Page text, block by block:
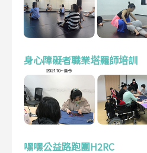
身心障礙者職業塔羅師培訓
嘿嘿公益路跑團H2RC